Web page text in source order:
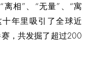
离相”、“无量”、“寓
年里吸引了全球近
，共发掘了超过200